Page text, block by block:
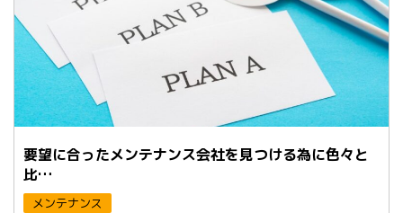
要望に合ったメンテナンス会社を見つける為に色々と
比…
メンテナンス